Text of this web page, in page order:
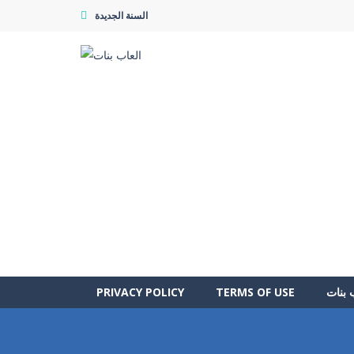
السنة الجديدة
PRIVACY POLICY TERMS OF USE بنات